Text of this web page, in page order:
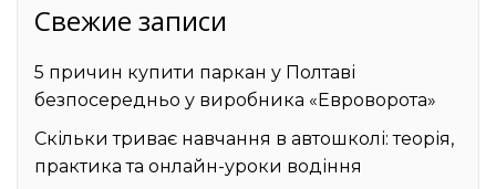
Свежие записи
5 причин купити паркан у Полтаві
безпосередньо у виробника «Евроворота»
Скільки триває навчання в автошколі: теорія,
практика та онлайн-уроки водіння